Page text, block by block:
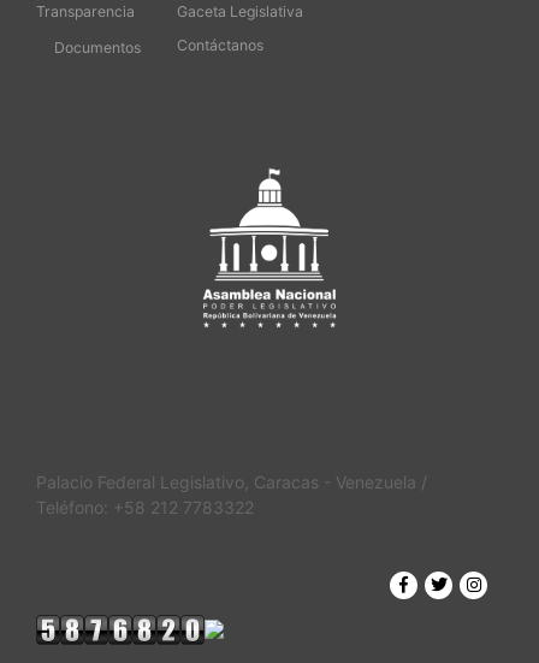
Transparencia
Documentos
Gaceta Legislativa
Contáctanos
Palacio Federal Legislativo, Caracas - Venezuela /
Teléfono: +58 212 7783322